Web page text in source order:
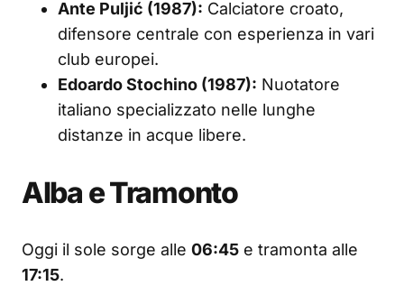
Ante Puljić (1987): Calciatore croato,
difensore centrale con esperienza in vari
club europei.
Edoardo Stochino (1987): Nuotatore
italiano specializzato nelle lunghe
distanze in acque libere.
Alba e Tramonto
Oggi il sole sorge alle 06:45 e tramonta alle
17:15.